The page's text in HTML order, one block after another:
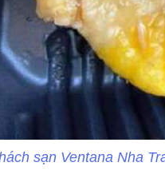
sạn Ventana Nha